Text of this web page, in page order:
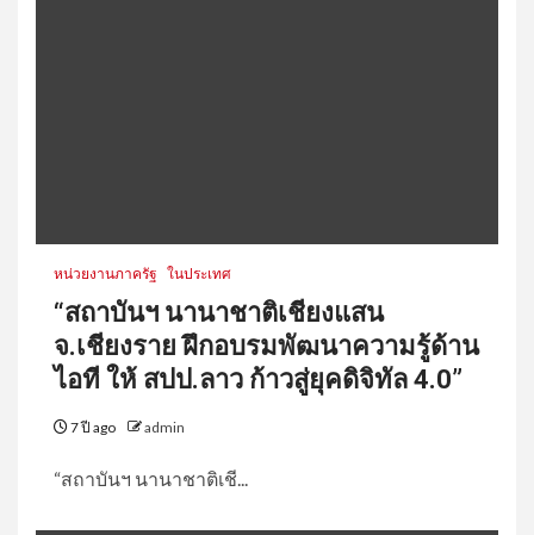
หน่วยงานภาครัฐ ในประเทศ
“สถาบันฯ นานาชาติเชียงแสน
จ.เชียงราย ฝึกอบรมพัฒนาความรู้ด้าน
ไอที ให้ สปป.ลาว ก้าวสู่ยุคดิจิทัล 4.0”
7 ปี ago admin
“สถาบันฯ นานาชาติเชี...